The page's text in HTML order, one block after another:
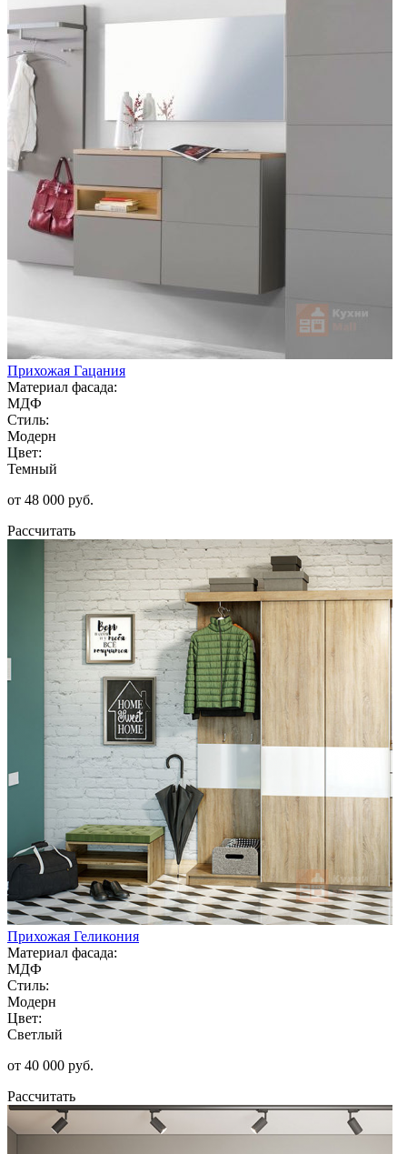
Прихожая Гацания
Материал фасада:
МДФ
Стиль:
Модерн
Цвет:
Темный
от 48 000 руб.
Рассчитать
Прихожая Геликония
Материал фасада:
МДФ
Стиль:
Модерн
Цвет:
Светлый
от 40 000 руб.
Рассчитать